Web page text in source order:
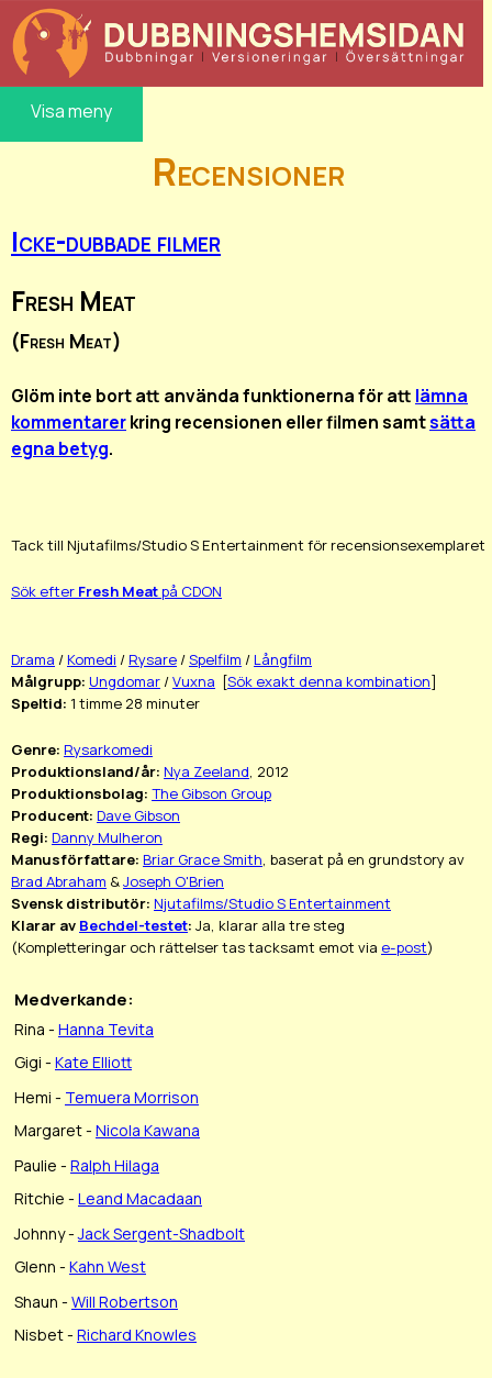
Visa meny
Recensioner
Icke-dubbade filmer
Fresh Meat
(Fresh Meat)
Glöm inte bort att använda funktionerna för att lämna
kommentarerkring recensionen eller filmen samtsätta
egna betyg.
Tack till Njutafilms/Studio S Entertainment för recensionsexemplaret
Sök efter Fresh Meatpå CDON
Drama /Komedi /Rysare /Spelfilm /Långfilm
Målgrupp: Ungdomar /Vuxna [Sök exakt denna kombination]
Speltid: 1 timme 28 minuter
Genre: Rysarkomedi
Produktionsland/år: Nya Zeeland, 2012
Produktionsbolag: The Gibson Group
Producent: Dave Gibson
Regi: Danny Mulheron
Manusförfattare: Briar Grace Smith, baserat på en grundstory av
Brad Abraham &Joseph O'Brien
Svensk distributör: Njutafilms/Studio S Entertainment
Klarar av Bechdel-testet: Ja, klarar alla tre steg
(Kompletteringar och rättelser tas tacksamt emot via e-post)
Medverkande:
Rina - Hanna Tevita
Gigi - Kate Elliott
Hemi - Temuera Morrison
Margaret - Nicola Kawana
Paulie - Ralph Hilaga
Ritchie - Leand Macadaan
Johnny -Jack Sergent-Shadbolt
Glenn - Kahn West
Shaun - Will Robertson
Nisbet - Richard Knowles